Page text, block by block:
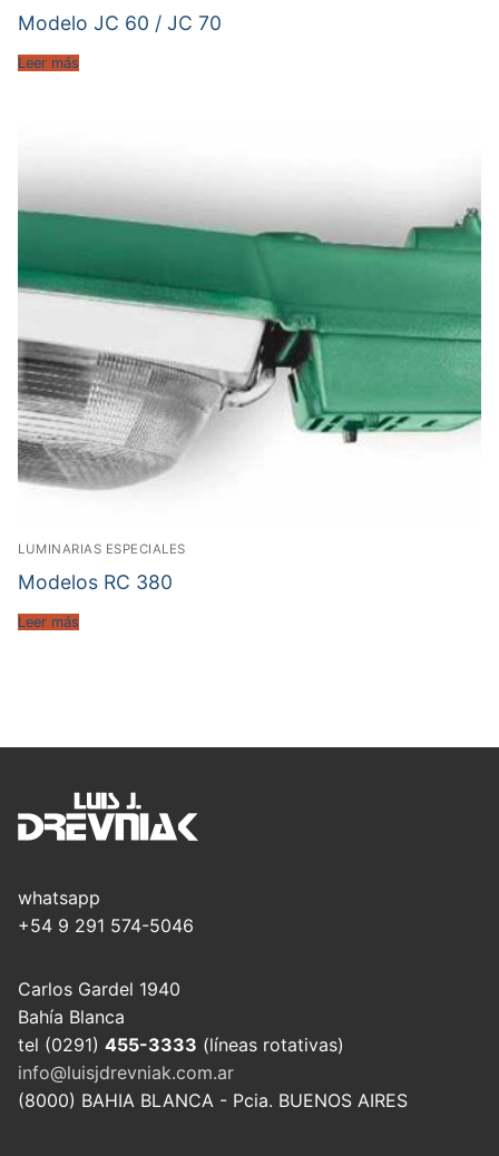
Modelo JC 60 / JC 70
Leer más
LUMINARIAS ESPECIALES
Modelos RC 380
Leer más
whatsapp
+54 9 291 574-5046
Carlos Gardel 1940
Bahía Blanca
tel (0291) 455-3333 (líneas rotativas)
info@luisjdrevniak.com.ar
(8000) BAHIA BLANCA - Pcia. BUENOS AIRES